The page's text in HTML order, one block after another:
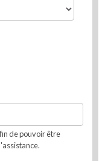
de pouvoir être